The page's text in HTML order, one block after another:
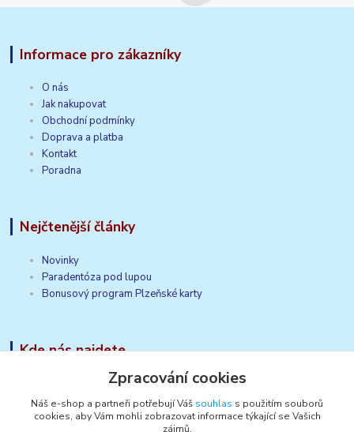
Informace pro zákazníky
O nás
Jak nakupovat
Obchodní podmínky
Doprava a platba
Kontakt
Poradna
Nejčtenější články
Novinky
Paradentóza pod lupou
Bonusový program Plzeňské karty
Kde nás najdete
Dobřanská 137/104
320 12 Plzeň
Zpracování cookies
Náš e-shop a partneři potřebují Váš souhlas s použitím souborů
cookies, aby Vám mohli zobrazovat informace týkající se Vašich
zájmů.